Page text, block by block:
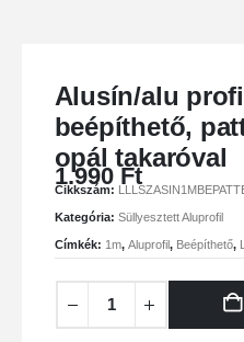
Alusín/alu
beépíthető,
opál takaróval
1.990Ft
Cikkszám:
Kategória: Süllyesztett Aluprofil
Címkék: 1m, Aluprofil, Beépíthető,